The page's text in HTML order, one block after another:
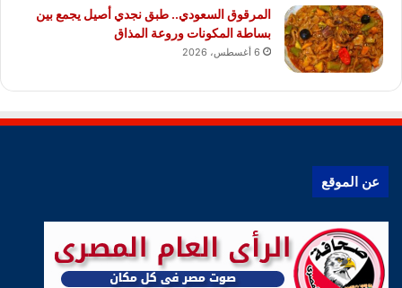
المرقوق السعودي.. طبق نجدي أصيل يجمع بين
بساطة المكونات وروعة المذاق
6 أغسطس، 2026
عن الموقع